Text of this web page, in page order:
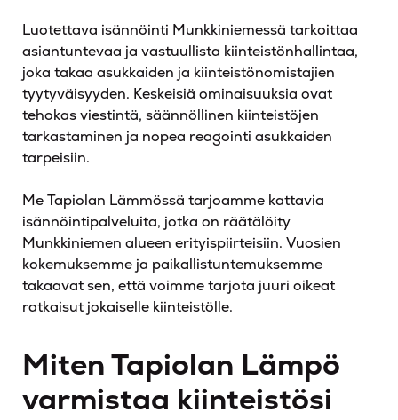
Luotettava isännöinti Munkkiniemessä tarkoittaa
asiantuntevaa ja vastuullista kiinteistönhallintaa,
joka takaa asukkaiden ja kiinteistönomistajien
tyytyväisyyden. Keskeisiä ominaisuuksia ovat
tehokas viestintä, säännöllinen kiinteistöjen
tarkastaminen ja nopea reagointi asukkaiden
tarpeisiin.
Me Tapiolan Lämmössä tarjoamme kattavia
isännöintipalveluita, jotka on räätälöity
Munkkiniemen alueen erityispiirteisiin. Vuosien
kokemuksemme ja paikallistuntemuksemme
takaavat sen, että voimme tarjota juuri oikeat
ratkaisut jokaiselle kiinteistölle.
Miten Tapiolan Lämpö
varmistaa kiinteistösi